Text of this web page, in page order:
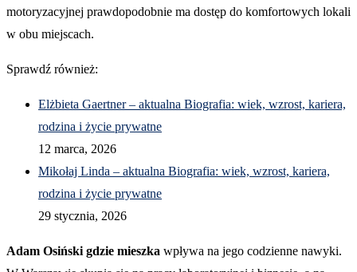
motoryzacyjnej prawdopodobnie ma dostęp do komfortowych lokali
w obu miejscach.
Sprawdź również:
Elżbieta Gaertner – aktualna Biografia: wiek, wzrost, kariera,
rodzina i życie prywatne
12 marca, 2026
Mikołaj Linda – aktualna Biografia: wiek, wzrost, kariera,
rodzina i życie prywatne
29 stycznia, 2026
Adam Osiński gdzie mieszka wpływa na jego codzienne nawyki.